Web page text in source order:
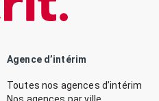
Agence d’intérim
Toutes nos agences d’intérim